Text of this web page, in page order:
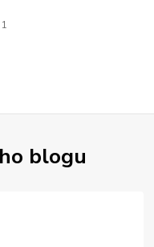
blogu